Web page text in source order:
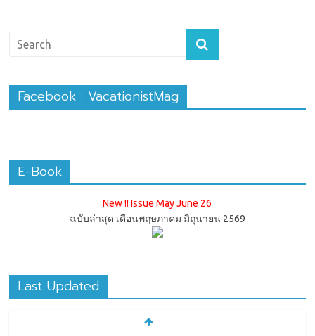
Facebook : VacationistMag
E-Book
New !! Issue May June 26
ฉบับล่าสุด เดือนพฤษภาคม มิถุนายน 2569
Last Updated